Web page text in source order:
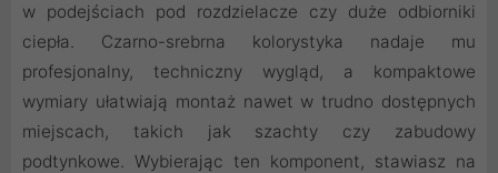
w podejściach pod rozdzielacze czy duże odbiorniki
ciepła. Czarno-srebrna kolorystyka nadaje mu
profesjonalny, techniczny wygląd, a kompaktowe
wymiary ułatwiają montaż nawet w trudno dostępnych
miejscach, takich jak szachty czy zabudowy
podtynkowe. Wybierając ten komponent, stawiasz na